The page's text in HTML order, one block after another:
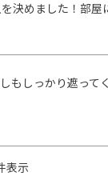
決めました！部屋
もしっかり遮って
表示